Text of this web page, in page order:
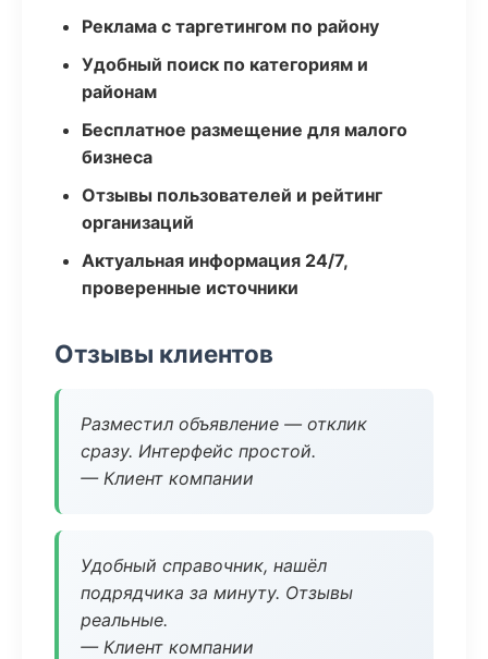
Реклама с таргетингом по району
Удобный поиск по категориям и
районам
Бесплатное размещение для малого
бизнеса
Отзывы пользователей и рейтинг
организаций
Актуальная информация 24/7,
проверенные источники
Отзывы клиентов
Разместил объявление — отклик
сразу. Интерфейс простой.
— Клиент компании
Удобный справочник, нашёл
подрядчика за минуту. Отзывы
реальные.
— Клиент компании